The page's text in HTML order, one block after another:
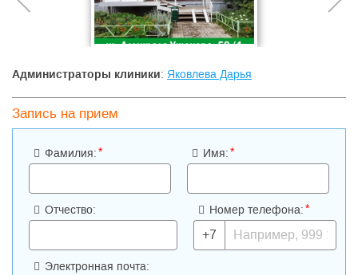
Администраторы клиники: Яковлева Дарья
Запись на прием
Фамилия:* Имя:*
Отчество: Номер телефона:*
+7
Электронная почта: